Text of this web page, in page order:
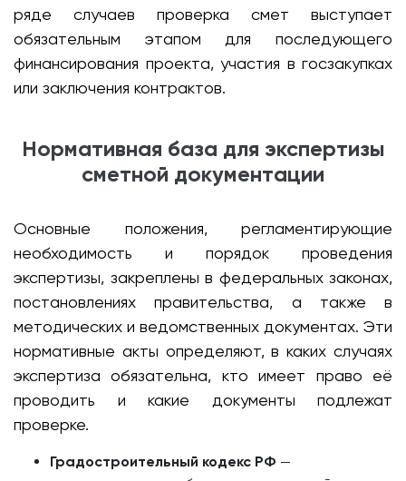
ряде случаев проверка смет выступает
обязательным этапом для последующего
финансирования проекта, участия в госзакупках
или заключения контрактов.
Нормативная база для экспертизы
сметной документации
Основные положения, регламентирующие
необходимость и порядок проведения
экспертизы, закреплены в федеральных законах,
постановлениях правительства, а также в
методических и ведомственных документах. Эти
нормативные акты определяют, в каких случаях
экспертиза обязательна, кто имеет право её
проводить и какие документы подлежат
проверке.
Градостроительный кодекс РФ —